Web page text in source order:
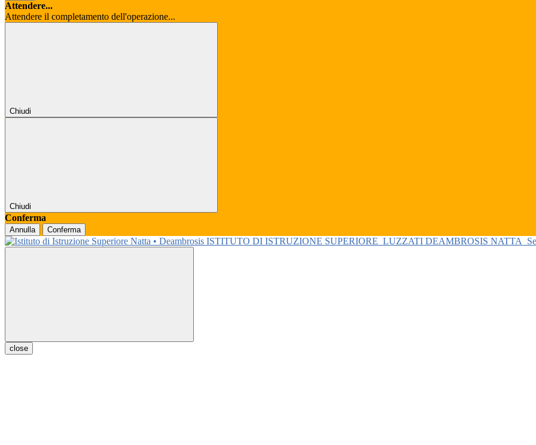
Attendere...
Attendere il completamento dell'operazione...
Chiudi
Chiudi
Conferma
Annulla Conferma
ISTITUTO DI ISTRUZIONE SUPERIORE LUZZATI DEAMBROSIS NATTA
close